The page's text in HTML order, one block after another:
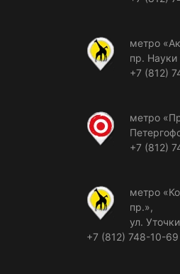
метро
пр. Науки
+7 (812)
метро
+7 (812)
метро
пр.»,
ул.
+7 (812) 748-10-69